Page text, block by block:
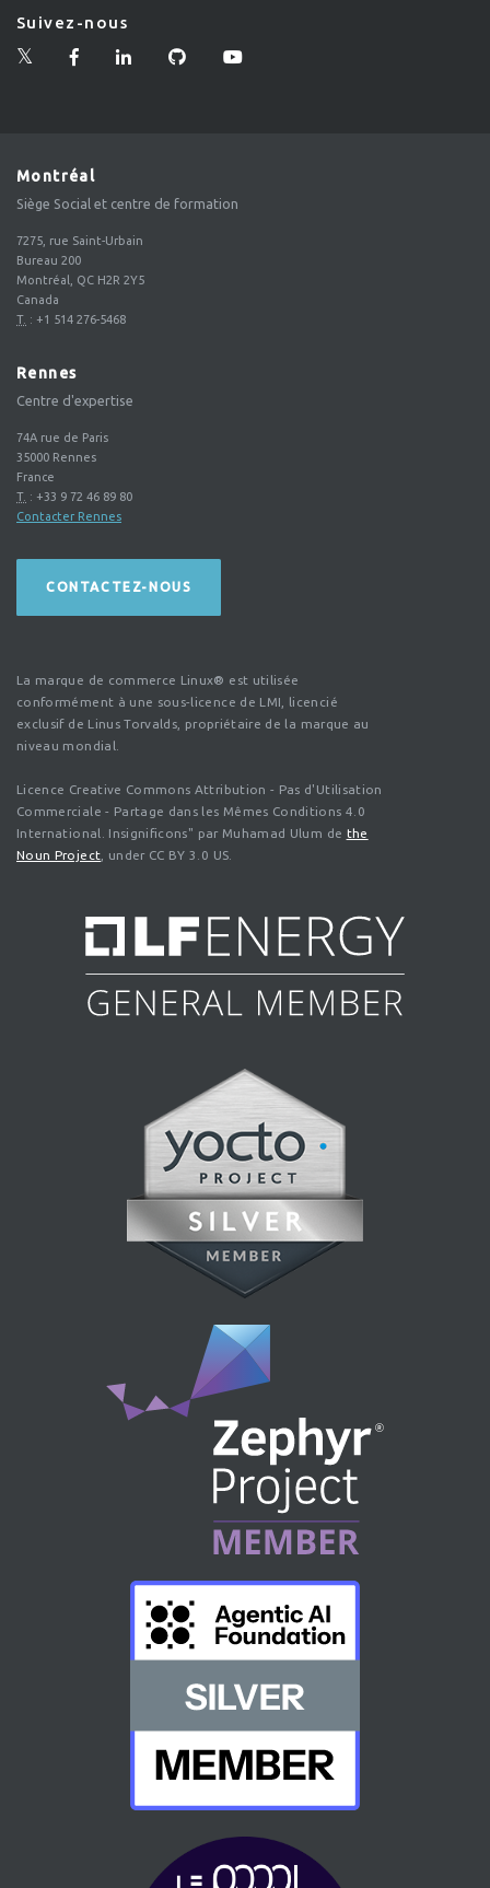
Suivez-nous
Montréal
Siège Social et centre de formation
7275, rue Saint-Urbain
Bureau 200
Montréal, QC H2R 2Y5
Canada
T. : +1 514 276-5468
Rennes
Centre d'expertise
74A rue de Paris
35000 Rennes
France
T. : +33 9 72 46 89 80
Contacter Rennes
CONTACTEZ-NOUS
La marque de commerce Linux® est utilisée
conformément à une sous-licence de LMI, licencié
exclusif de Linus Torvalds, propriétaire de la marque au
niveau mondial.
Licence Creative Commons Attribution - Pas d'Utilisation
Commerciale - Partage dans les Mêmes Conditions 4.0
International. Insignificons" par Muhamad Ulum de the
Noun Project , under CC BY 3.0 US.